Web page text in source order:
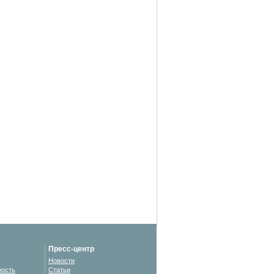
Пресс-центр
Новости
Статьи